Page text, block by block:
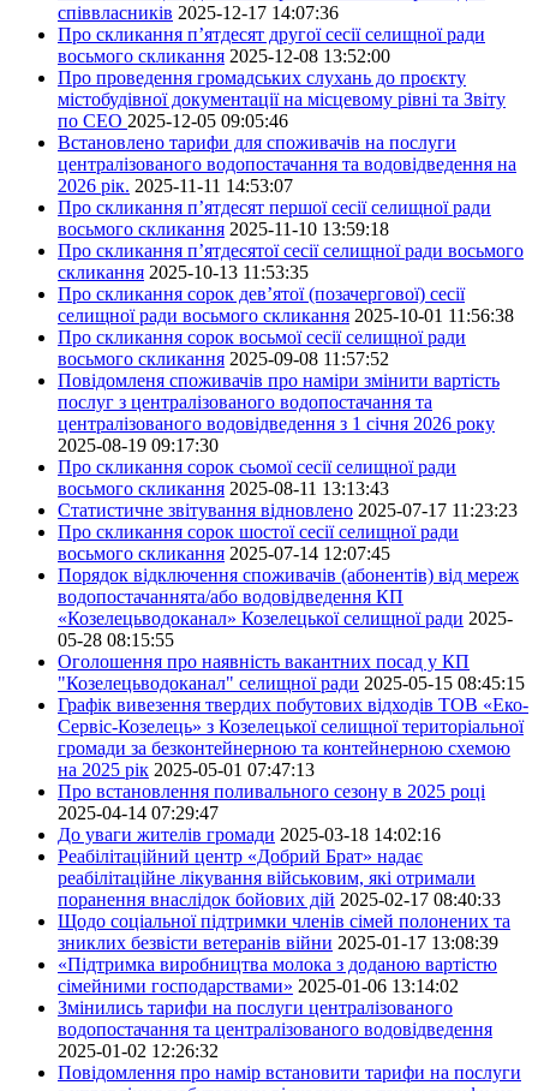
співвласників 2025-12-17 14:07:36
Про скликання п’ятдесят другої сесії селищної ради
восьмого скликання 2025-12-08 13:52:00
Про проведення громадських слухань до проєкту
містобудівної документації на місцевому рівні та Звіту
по СЕО 2025-12-05 09:05:46
Встановлено тарифи для споживачів на послуги
централізованого водопостачання та водовідведення на
2026 рік. 2025-11-11 14:53:07
Про скликання п’ятдесят першої сесії селищної ради
восьмого скликання 2025-11-10 13:59:18
Про скликання п’ятдесятої сесії селищної ради восьмого
скликання 2025-10-13 11:53:35
Про скликання сорок дев’ятої (позачергової) сесії
селищної ради восьмого скликання 2025-10-01 11:56:38
Про скликання сорок восьмої сесії селищної ради
восьмого скликання 2025-09-08 11:57:52
Повідомленя споживачів про наміри змінити вартість
послуг з централізованого водопостачання та
централізованого водовідведення з 1 січня 2026 року
2025-08-19 09:17:30
Про скликання сорок сьомої сесії селищної ради
восьмого скликання 2025-08-11 13:13:43
Статистичне звітування відновлено 2025-07-17 11:23:23
Про скликання сорок шостої сесії селищної ради
восьмого скликання 2025-07-14 12:07:45
Порядок відключення споживачів (абонентів) від мереж
водопостачаннята/або водовідведення КП
«Козелецьводоканал» Козелецької селищної ради 2025-
05-28 08:15:55
Оголошення про наявність вакантних посад у КП
"Козелецьводоканал" селищної ради 2025-05-15 08:45:15
Графік вивезення твердих побутових відходів ТОВ «Еко-
Сервіс-Козелець» з Козелецької селищної територіальної
громади за безконтейнерною та контейнерною схемою
на 2025 рік 2025-05-01 07:47:13
Про встановлення поливального сезону в 2025 році
2025-04-14 07:29:47
До уваги жителів громади 2025-03-18 14:02:16
Реабілітаційний центр «Добрий Брат» надає
реабілітаційне лікування військовим, які отримали
поранення внаслідок бойових дій 2025-02-17 08:40:33
Щодо соціальної підтримки членів сімей полонених та
зниклих безвісти ветеранів війни 2025-01-17 13:08:39
«Підтримка виробництва молока з доданою вартістю
сімейними господарствами» 2025-01-06 13:14:02
Змінились тарифи на послуги централізованого
водопостачання та централізованого водовідведення
2025-01-02 12:26:32
Повідомлення про намір встановити тарифи на послуги